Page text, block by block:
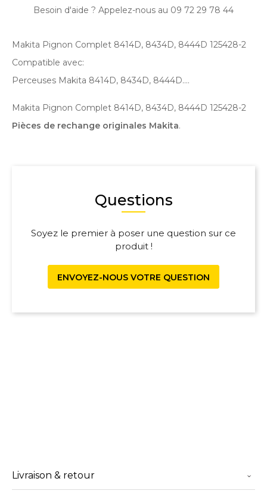
Besoin d'aide ? Appelez-nous au 09 72 29 78 44
Makita Pignon Complet 8414D, 8434D, 8444D 125428-2
Compatible avec:
Perceuses Makita 8414D, 8434D, 8444D ....
Makita Pignon Complet 8414D, 8434D, 8444D 125428-2
Pièces de rechange originales Makita.
Questions
Soyez le premier à poser une question sur ce
produit !
ENVOYEZ-NOUS VOTRE QUESTION
Livraison & retour